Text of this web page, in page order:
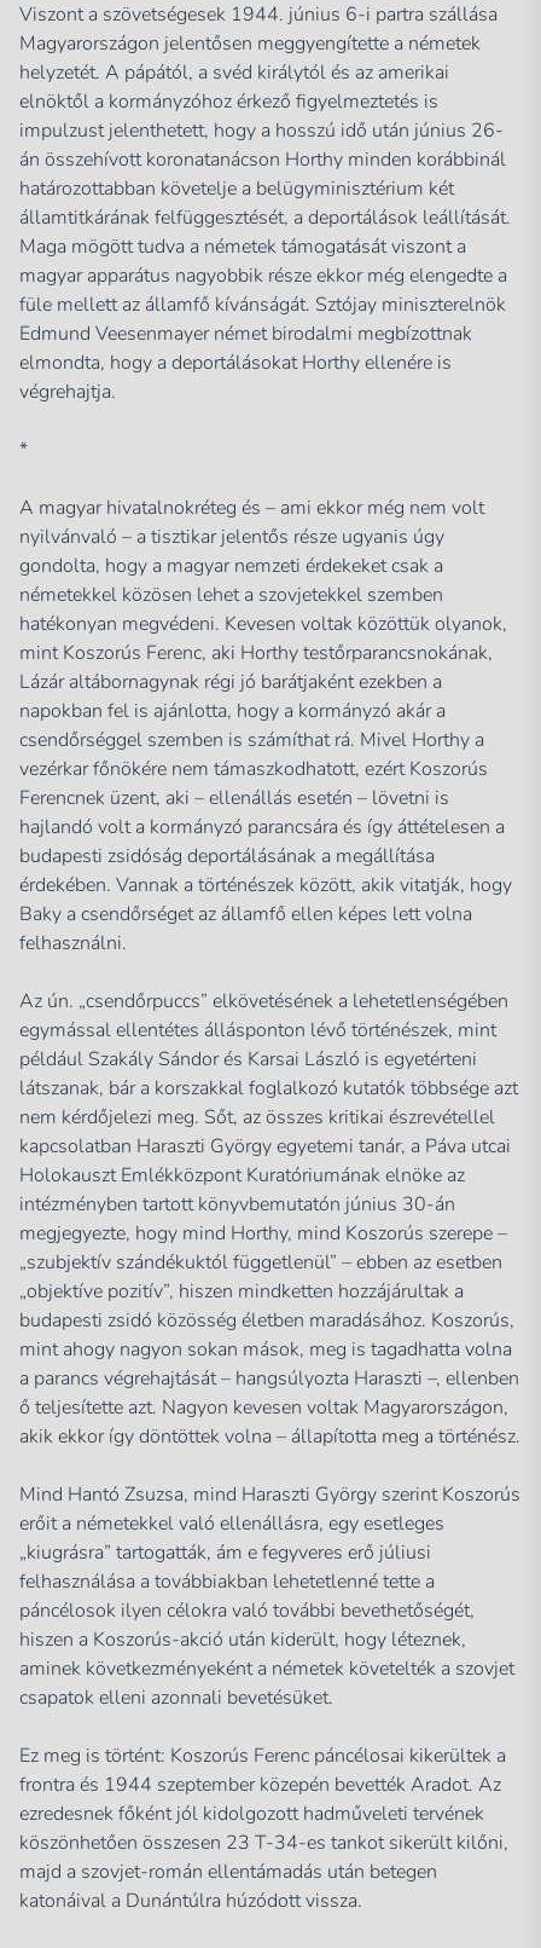
Viszont a szövetségesek 1944. június 6-i partra szállása
Magyarországon jelentősen meggyengítette a németek
helyzetét. A pápától, a svéd királytól és az amerikai
elnöktől a kormányzóhoz érkező figyelmeztetés is
impulzust jelenthetett, hogy a hosszú idő után június 26-
án összehívott koronatanácson Horthy minden korábbinál
határozottabban követelje a belügyminisztérium két
államtitkárának felfüggesztését, a deportálások leállítását.
Maga mögött tudva a németek támogatását viszont a
magyar apparátus nagyobbik része ekkor még elengedte a
füle mellett az államfő kívánságát. Sztójay miniszterelnök
Edmund Veesenmayer német birodalmi megbízottnak
elmondta, hogy a deportálásokat Horthy ellenére is
végrehajtja.
*
A magyar hivatalnokréteg és – ami ekkor még nem volt
nyilvánvaló – a tisztikar jelentős része ugyanis úgy
gondolta, hogy a magyar nemzeti érdekeket csak a
németekkel közösen lehet a szovjetekkel szemben
hatékonyan megvédeni. Kevesen voltak közöttük olyanok,
mint Koszorús Ferenc, aki Horthy testőrparancsnokának,
Lázár altábornagynak régi jó barátjaként ezekben a
napokban fel is ajánlotta, hogy a kormányzó akár a
csendőrséggel szemben is számíthat rá. Mivel Horthy a
vezérkar főnökére nem támaszkodhatott, ezért Koszorús
Ferencnek üzent, aki – ellenállás esetén – lövetni is
hajlandó volt a kormányzó parancsára és így áttételesen a
budapesti zsidóság deportálásának a megállítása
érdekében. Vannak a történészek között, akik vitatják, hogy
Baky a csendőrséget az államfő ellen képes lett volna
felhasználni.
Az ún. „csendőrpuccs” elkövetésének a lehetetlenségében
egymással ellentétes állásponton lévő történészek, mint
például Szakály Sándor és Karsai László is egyetérteni
látszanak, bár a korszakkal foglalkozó kutatók többsége azt
nem kérdőjelezi meg. Sőt, az összes kritikai észrevétellel
kapcsolatban Haraszti György egyetemi tanár, a Páva utcai
Holokauszt Emlékközpont Kuratóriumának elnöke az
intézményben tartott könyvbemutatón június 30-án
megjegyezte, hogy mind Horthy, mind Koszorús szerepe –
„szubjektív szándékuktól függetlenül” – ebben az esetben
„objektíve pozitív”, hiszen mindketten hozzájárultak a
budapesti zsidó közösség életben maradásához. Koszorús,
mint ahogy nagyon sokan mások, meg is tagadhatta volna
a parancs végrehajtását – hangsúlyozta Haraszti –, ellenben
ő teljesítette azt. Nagyon kevesen voltak Magyarországon,
akik ekkor így döntöttek volna – állapította meg a történész.
Mind Hantó Zsuzsa, mind Haraszti György szerint Koszorús
erőit a németekkel való ellenállásra, egy esetleges
„kiugrásra” tartogatták, ám e fegyveres erő júliusi
felhasználása a továbbiakban lehetetlenné tette a
páncélosok ilyen célokra való további bevethetőségét,
hiszen a Koszorús-akció után kiderült, hogy léteznek,
aminek következményeként a németek követelték a szovjet
csapatok elleni azonnali bevetésüket.
Ez meg is történt: Koszorús Ferenc páncélosai kikerültek a
frontra és 1944 szeptember közepén bevették Aradot. Az
ezredesnek főként jól kidolgozott hadműveleti tervének
köszönhetően összesen 23 T-34-es tankot sikerült kilőni,
majd a szovjet-román ellentámadás után betegen
katonáival a Dunántúlra húzódott vissza.